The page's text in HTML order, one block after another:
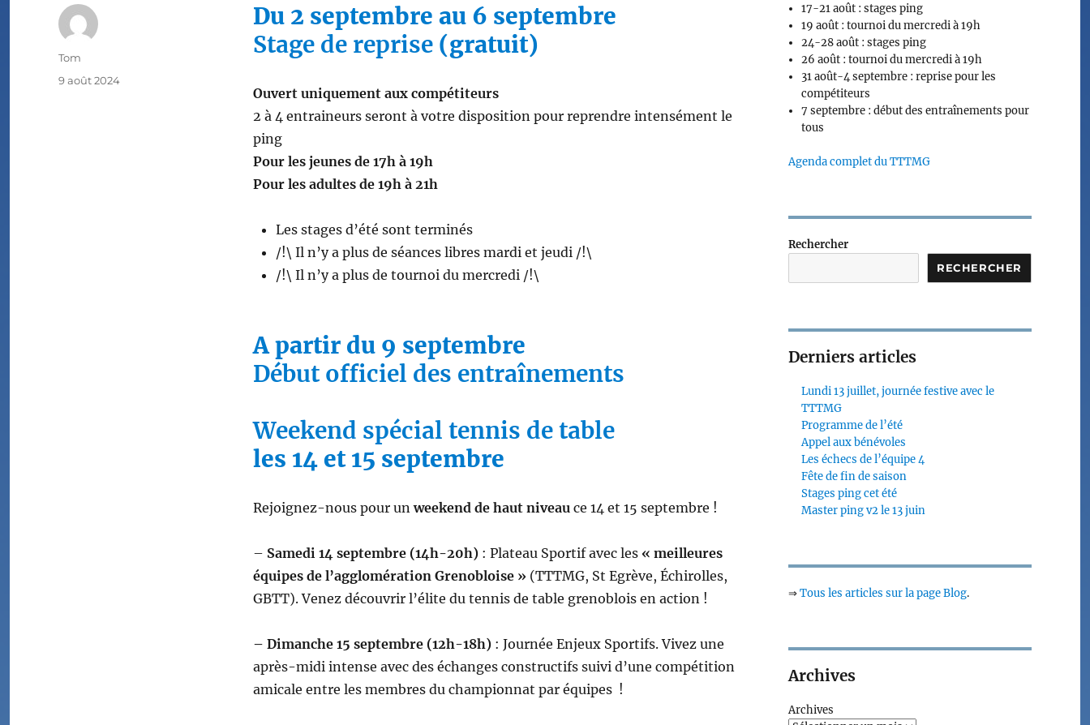
Du 2 septembre au 6 septembre
Stage de reprise (gratuit)
Ouvert uniquement aux compétiteurs
2 à 4 entraineurs seront à votre disposition pour reprendre intensément le
ping
Pour les jeunes de 17h à 19h
Pour les adultes de 19h à 21h
Les stages d’été sont terminés
/!\ Il n’y a plus de séances libres mardi et jeudi /!\
/!\ Il n’y a plus de tournoi du mercredi /!\
A partir du 9 septembre
Début officiel des entraînements
Weekend spécial tennis de table
les 14 et 15 septembre
Rejoignez-nous pour unweekend de haut niveau ce 14 et 15 septembre !
– Samedi 14 septembre (14h-20h) : Plateau Sportif avec les « meilleures
équipes de l’agglomération Grenobloise » (TTTMG, St Egrève, Échirolles,
GBTT). Venez découvrir l’élite du tennis de table grenoblois en action !
– Dimanche 15 septembre (12h-18h) : Journée Enjeux Sportifs. Vivez une
après-midi intense avec des échanges constructifs suivi d’une compétition
amicale entre les membres du championnat par équipes !
Auteur
Tom
Publié
9 août 2024
17-21 août : stages ping
19 août : tournoi du mercredi à 19h
24-28 août : stages ping
26 août : tournoi du mercredi à 19h
31 août-4 septembre : reprise pour les
compétiteurs
7 septembre : début des entraînements pour
tous
Agenda complet du TTTMG
Rechercher
RECHERCHER
Derniers articles
Lundi 13 juillet, journée festive avec le
TTTMG
Programme de l’été
Appel aux bénévoles
Les échecs de l’équipe 4
Fête de fin de saison
Stages ping cet été
Master ping v2 le 13 juin
⇒Tous les articles sur la page Blog.
Archives
Archives